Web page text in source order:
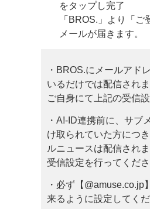
をタップし完了
「BROS.」より「ご
メールが届きます。
・BROS.にメールアド
いるだけでは配信され
ご自身にて上記の受信
・A!-ID連携前に、サブ
け取られていた方につ
ルニュースは配信され
受信設定を行ってくださ
・必ず【@amuse.co.jp
来るように設定してくだ